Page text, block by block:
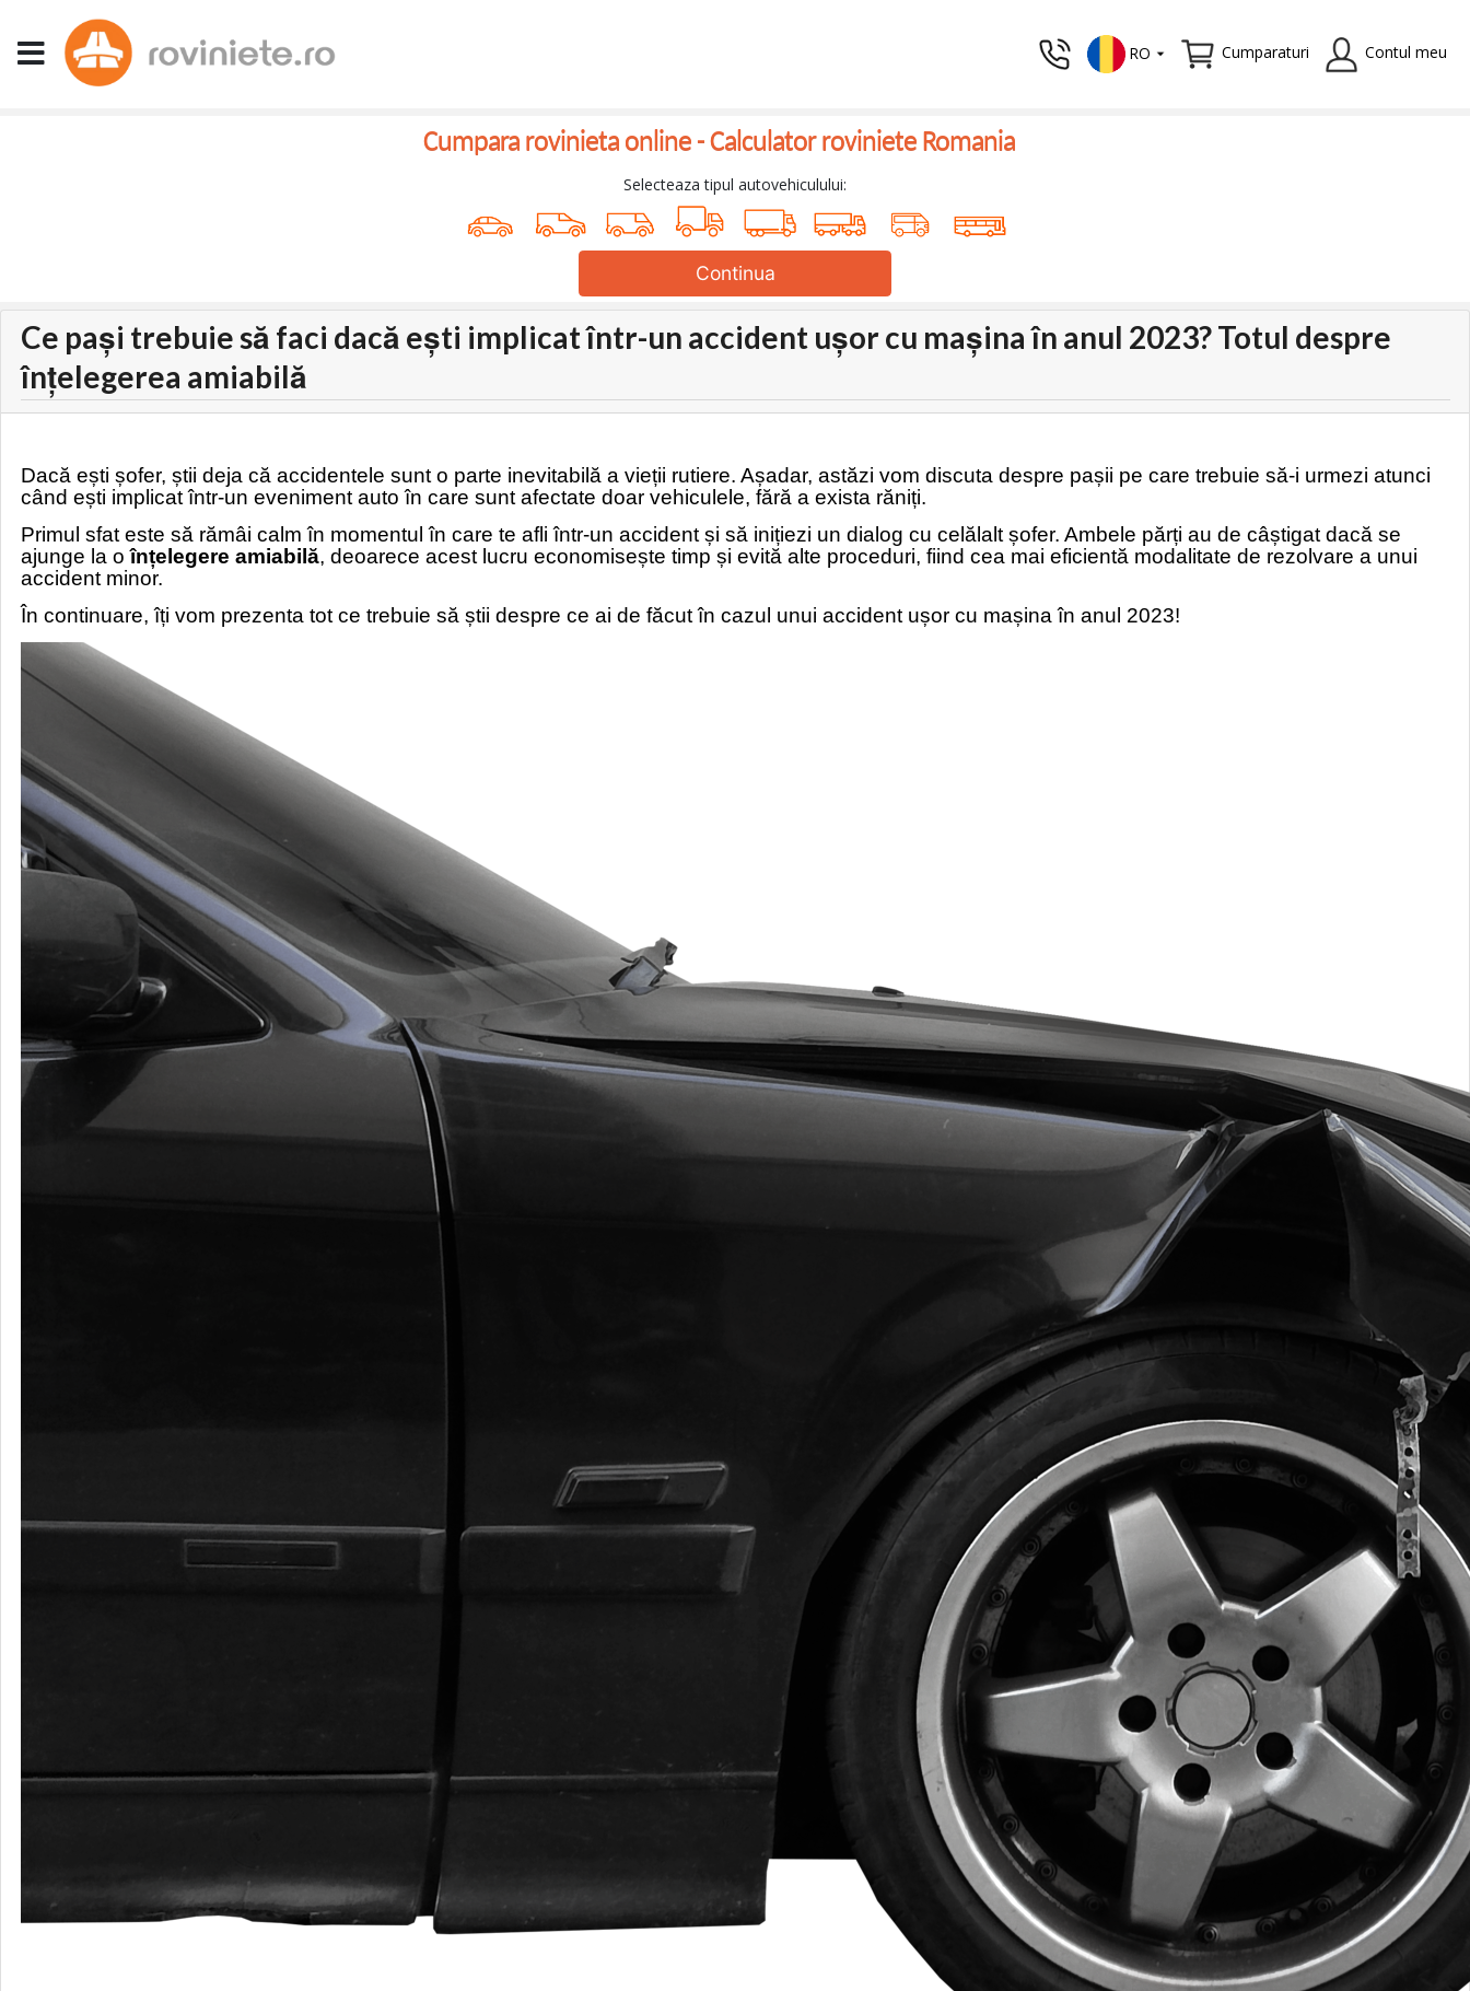
RO Cumparaturi Contul meu
Cumpara rovinieta online -Calculator roviniete Romania
Selecteaza tipul autovehiculului:
Continua
Ce pași trebuie să faci dacă ești implicat într-un accident ușor cu mașina în anul 2023? Totul despre
înțelegerea amiabilă
Dacă ești șofer, știi deja că accidentele sunt o parte inevitabilă a vieții rutiere. Așadar, astăzi vom discuta despre pașii pe care trebuie să-i urmezi atunci
când ești implicat într-un eveniment auto în care sunt afectate doar vehiculele, fără a exista răniți.
Primul sfat este să rămâi calm în momentul în care te afli într-un accident și să inițiezi un dialog cu celălalt șofer. Ambele părți au de câștigat dacă se
ajunge la oînțelegere amiabilă, deoarece acest lucru economisește timp și evită alte proceduri, fiind cea mai eficientă modalitate de rezolvare a unui
accident minor.
În continuare, îți vom prezenta tot ce trebuie să știi despre ce ai de făcut în cazul unui accident ușor cu mașina în anul 2023!